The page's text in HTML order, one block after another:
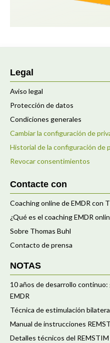
Legal
Aviso legal
Protección de datos
Condiciones generales
Cambiar la configuración de
Historial de la configuración de
Revocar consentimientos
Contacte con
Coaching online de EMDR con
¿Qué es el coaching EMDR
Sobre Thomas Buhl
Contacto de prensa
NOTAS
10 años de desarrollo
EMDR
Técnica de estimulación
Manual de instrucciones
Detalles técnicos del